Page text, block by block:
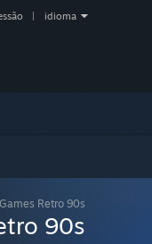
idioma
Retro 90s
90s